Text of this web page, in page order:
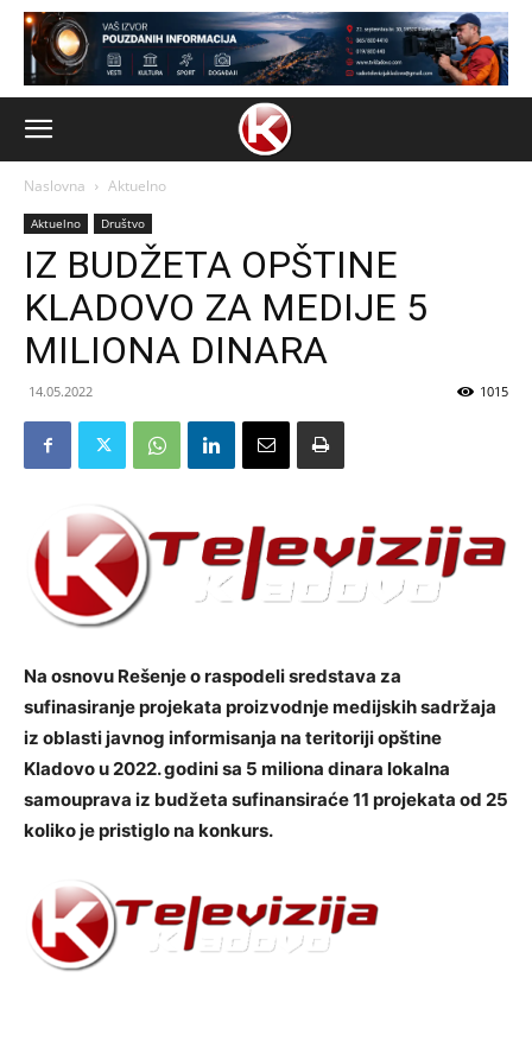
Naslovna Aktuelno
Aktuelno Društvo
IZ BUDŽETA OPŠTINE
KLADOVO ZA MEDIJE 5
MILIONA DINARA
14.05.2022 1015
Na osnovu Rešenje o raspodeli sredstava za
sufinasiranje projekata proizvodnje medijskih sadržaja
iz oblasti javnog informisanja na teritoriji opštine
Kladovo u 2022. godini sa 5 miliona dinara lokalna
samouprava iz budžeta sufinansiraće 11 projekata od 25
koliko je pristiglo na konkurs.